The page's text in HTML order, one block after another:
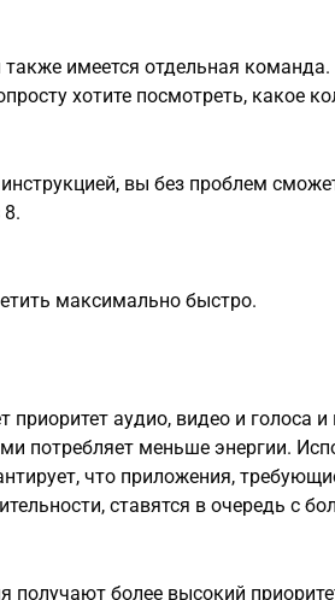
имеется отдельная команда.
хотите посмотреть, какое
вы без проблем
8.
максимально быстро.
аудио, видео и голоса
потребляет меньше энергии.
что приложения,
ставятся в очередь с
получают более высокий